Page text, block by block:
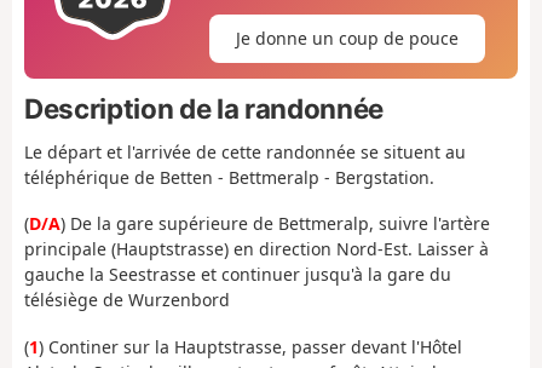
Je donne un coup de pouce
Description de la randonnée
Le départ et l'arrivée de cette randonnée se situent au
téléphérique de Betten - Bettmeralp - Bergstation.
(D/A) De la gare supérieure de Bettmeralp, suivre l'artère
principale (Hauptstrasse) en direction Nord-Est. Laisser à
gauche la Seestrasse et continuer jusqu'à la gare du
télésiège de Wurzenbord
(1) Continer sur la Hauptstrasse, passer devant l'Hôtel